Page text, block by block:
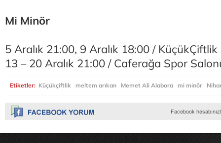
Mi Minör
5 Aralık 21:00, 9 Aralık 18:00 /
13 – 20 Aralık 21:00 / Caferağa Spor
Etiketler: Küçükçiftlik meltem arıkan Memet Ali Alabora mi minör